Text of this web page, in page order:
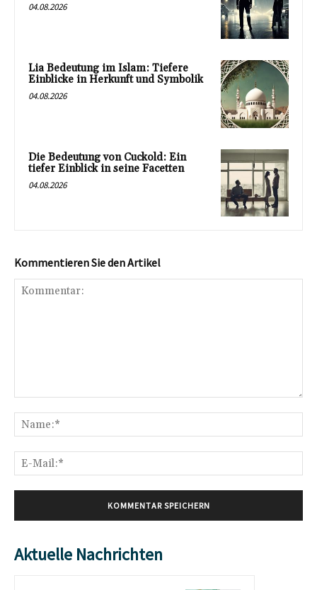
04.08.2026
Lia Bedeutung im Islam: Tiefere
Einblicke in Herkunft und Symbolik
04.08.2026
Die Bedeutung von Cuckold: Ein
tiefer Einblick in seine Facetten
04.08.2026
Kommentieren Sie den Artikel
Aktuelle Nachrichten